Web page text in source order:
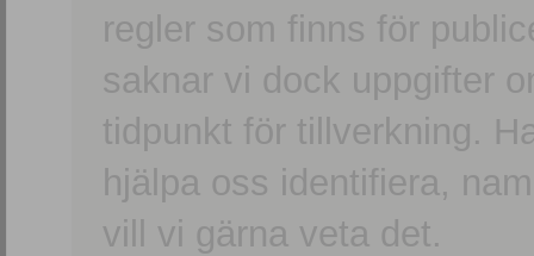
regler som finns för
saknar vi dock uppgifter
tidpunkt för tillverkning.
hjälpa oss identifiera,
vill vi gärna veta det.